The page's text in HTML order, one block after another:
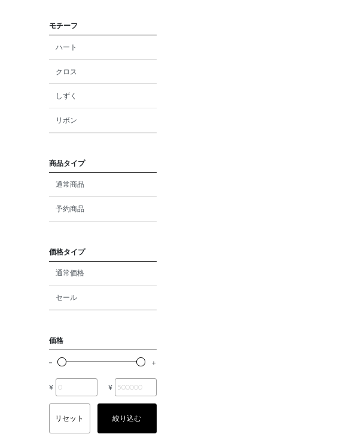
エメラルド
パール
ムーンストーン
トルマリン
オパール
モチーフ
ハート
クロス
しずく
リボン
商品タイプ
通常商品
予約商品
価格タイプ
通常価格
セール
価格
¥ ¥
リセット 絞り込む